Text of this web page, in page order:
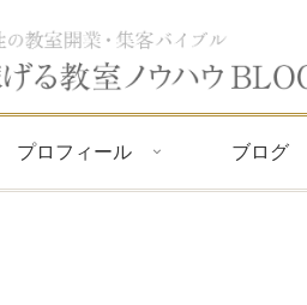
プロフィール ブログ